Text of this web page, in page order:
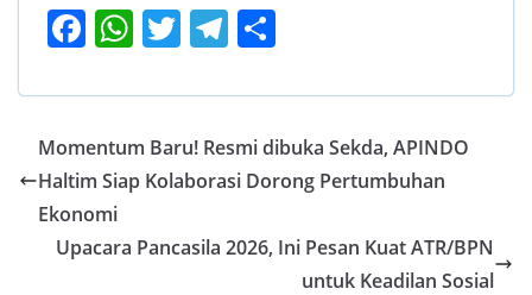
F
e
b
o
o
k
W
at
s
A
p
T
itt
er
T
e
gr
a
ar
e
Momentum Baru! Resmi dibuka Sekda, APINDO
Haltim Siap Kolaborasi Dorong Pertumbuhan
Ekonomi
Upacara Pancasila 2026, Ini Pesan Kuat ATR/BPN
untuk Keadilan Sosial